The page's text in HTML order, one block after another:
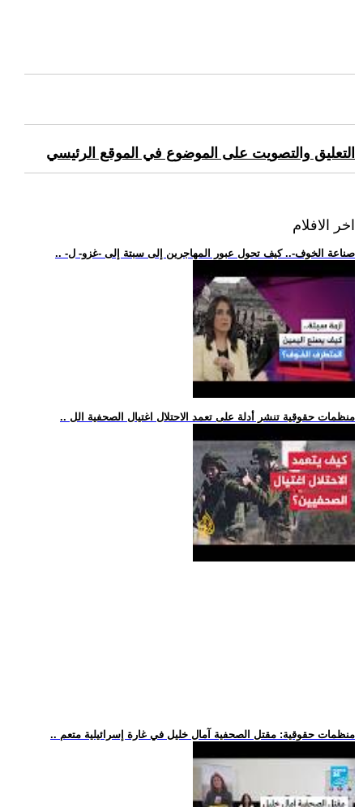
التعليق والتصويت على الموضوع في الموقع الرئيسي
اخر الافلام
.. -صناعة الخوف-.. كيف تحول عبور المهاجرين إلى سبتة إلى -غزو- ل
.. منظمات حقوقية تنشر أدلة على تعمد الاحتلال اغتيال الصحفية الل
.. منظمات حقوقية: مقتل الصحفية آمال خليل في غارة إسرائيلية متعم